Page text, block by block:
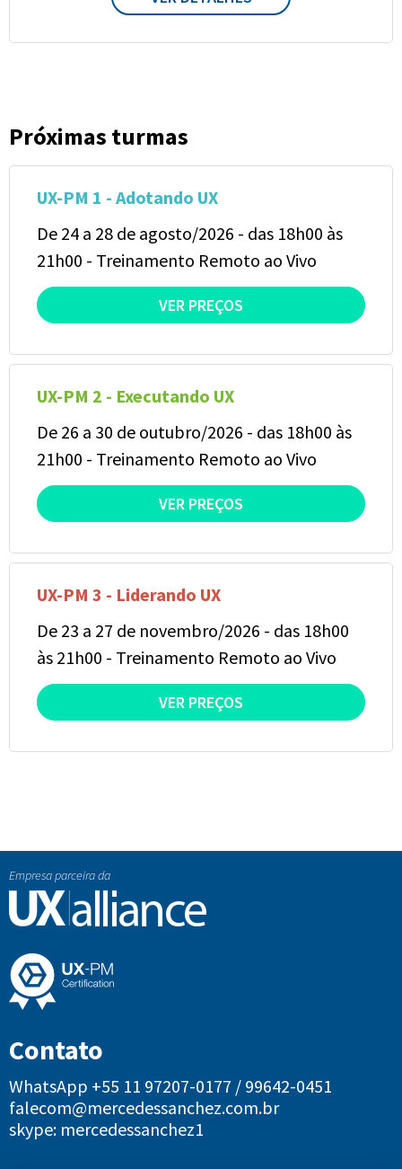
Próximas turmas
UX-PM 1 - Adotando UX
De 24 a 28 de agosto/2026 - das 18h00 às
21h00 - Treinamento Remoto ao Vivo
VER PREÇOS
UX-PM 2 - Executando UX
De 26 a 30 de outubro/2026 - das 18h00 às
21h00 - Treinamento Remoto ao Vivo
VER PREÇOS
UX-PM 3 - Liderando UX
De 23 a 27 de novembro/2026 - das 18h00
às 21h00 - Treinamento Remoto ao Vivo
VER PREÇOS
Empresa parceira da
Contato
WhatsApp +55 11 97207-0177 / 99642-0451
falecom@mercedessanchez.com.br
skype: mercedessanchez1